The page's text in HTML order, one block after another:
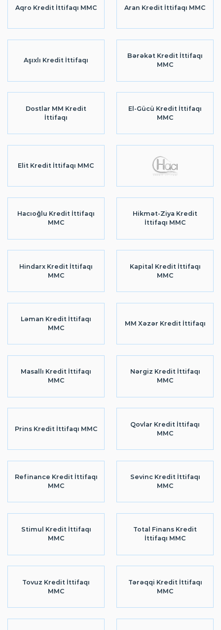
Aqro Kredit İttifaqı MMC Aran Kredit İttifaqı MMC
Aşıxlı Kredit İttifaqı
Bərəkət Kredit İttifaqı
MMC
Dostlar MM Kredit
İttifaqı
El-Gücü Kredit İttifaqı
MMC
Elit Kredit İttifaqı MMC
Hacıoğlu Kredit İttifaqı
MMC
Hikmət-Ziya Kredit
İttifaqı MMC
Hindarx Kredit İttifaqı
MMC
Kapital Kredit İttifaqı
MMC
Ləman Kredit İttifaqı
MMC
MM Xəzər Kredit İttifaqı
Masallı Kredit İttifaqı
MMC
Nərgiz Kredit İttifaqı
MMC
Prins Kredit İttifaqı MMC
Qovlar Kredit İttifaqı
MMC
Refinance Kredit İttifaqı
MMC
Sevinc Kredit İttifaqı
MMC
Stimul Kredit İttifaqı
MMC
Total Finans Kredit
İttifaqı MMC
Tovuz Kredit İttifaqı
MMC
Tərəqqi Kredit İttifaqı
MMC